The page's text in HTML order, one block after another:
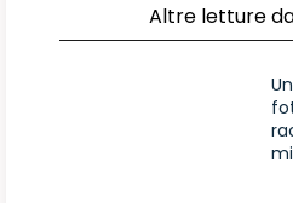
Altre letture